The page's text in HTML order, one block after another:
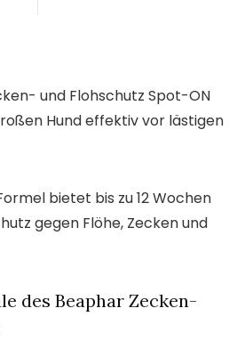
und Flohschutz Spot-ON
Hund effektiv vor lästigen
bietet bis zu 12 Wochen
gegen Flöhe, Zecken und
des Beaphar Zecken-